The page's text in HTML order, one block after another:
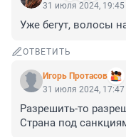
31 июля 2024, 19:45
Уже бегут, волосы
ОТВЕТИТЬ
Игорь Протасов
31 июля 2024, 17:47
Разрешить-то
Страна под